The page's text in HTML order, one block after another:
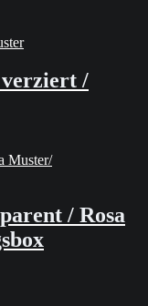
/
/ Rosa